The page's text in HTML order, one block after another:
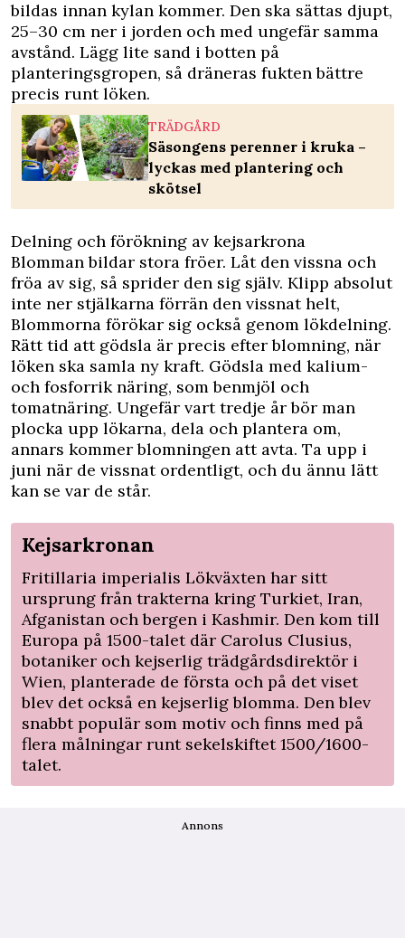
bildas innan kylan kommer. Den ska sättas djupt,
25–30 cm ner i jorden och med ungefär samma
avstånd. Lägg lite sand i botten på
planteringsgropen, så dräneras fukten bättre
precis runt löken.
TRÄDGÅRD
Säsongens perenner i kruka –
lyckas med plantering och
skötsel
Delning och förökning av kejsarkrona
Blomman bildar stora fröer. Låt den vissna och
fröa av sig, så sprider den sig själv. Klipp absolut
inte ner stjälkarna förrän den vissnat helt,
Blommorna förökar sig också genom lökdelning.
Rätt tid att gödsla är precis efter blomning, när
löken ska samla ny kraft. Gödsla med kalium-
och fosforrik näring, som benmjöl och
tomatnäring. Ungefär vart tredje år bör man
plocka upp lökarna, dela och plantera om,
annars kommer blomningen att avta. Ta upp i
juni när de vissnat ordentligt, och du ännu lätt
kan se var de står.
Kejsarkronan
Fritillaria imperialis Lökväxten har sitt
ursprung från trakterna kring Turkiet, Iran,
Afganistan och bergen i Kashmir. Den kom till
Europa på 1500-talet där Carolus Clusius,
botaniker och kejserlig trädgårdsdirektör i
Wien, planterade de första och på det viset
blev det också en kejserlig blomma. Den blev
snabbt populär som motiv och finns med på
flera målningar runt sekelskiftet 1500/1600-
talet.
Annons